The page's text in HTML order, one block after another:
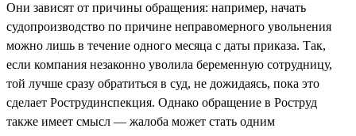
Они зависят от причины обращения: например, начать
судопроизводство по причине неправомерного увольнения
можно лишь в течение одного месяца с даты приказа. Так,
если компания незаконно уволила беременную сотрудницу,
той лучше сразу обратиться в суд, не дожидаясь, пока это
сделает Рострудинспекция. Однако обращение в Роструд
также имеет смысл — жалоба может стать одним